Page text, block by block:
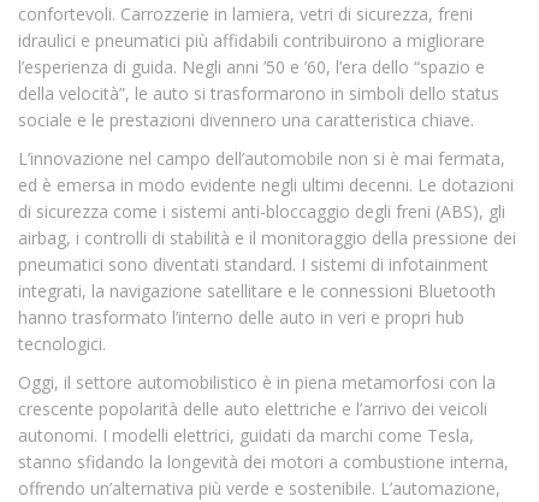
confortevoli. Carrozzerie in lamiera, vetri di sicurezza, freni
idraulici e pneumatici più affidabili contribuirono a migliorare
l’esperienza di guida. Negli anni ’50 e ’60, l’era dello “spazio e
della velocità”, le auto si trasformarono in simboli dello status
sociale e le prestazioni divennero una caratteristica chiave.
L’innovazione nel campo dell’automobile non si è mai fermata,
ed è emersa in modo evidente negli ultimi decenni. Le dotazioni
di sicurezza come i sistemi anti-bloccaggio degli freni (ABS), gli
airbag, i controlli di stabilità e il monitoraggio della pressione dei
pneumatici sono diventati standard. I sistemi di infotainment
integrati, la navigazione satellitare e le connessioni Bluetooth
hanno trasformato l’interno delle auto in veri e propri hub
tecnologici.
Oggi, il settore automobilistico è in piena metamorfosi con la
crescente popolarità delle auto elettriche e l’arrivo dei veicoli
autonomi. I modelli elettrici, guidati da marchi come Tesla,
stanno sfidando la longevità dei motori a combustione interna,
offrendo un’alternativa più verde e sostenibile. L’automazione,